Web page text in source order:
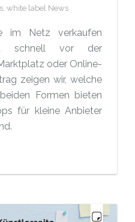
white label News
im Netz verkaufen
schnell vor der
oder Online-
zeigen wir, welche
Formen bieten
für kleine Anbieter